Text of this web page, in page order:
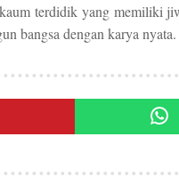
terdidik yang memiliki
bangsa dengan karya nyata.